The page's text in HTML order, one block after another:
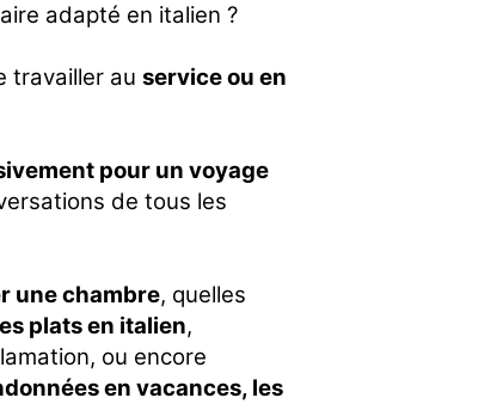
adapté en italien ?
travailler au service ou en
pour un voyage
de tous les
une chambre, quelles
plats en italien,
ou encore
en vacances, les